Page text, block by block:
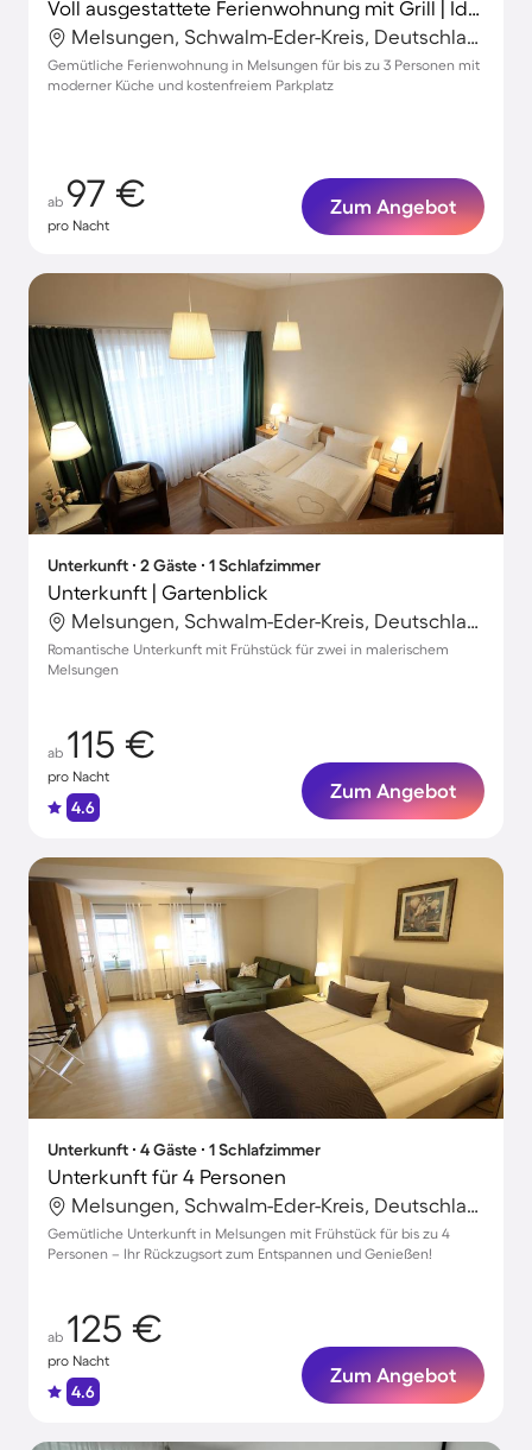
Voll ausgestattete Ferienwohnung mit Grill | Ideal für Homeoffice | Haustierfreundlich
Melsungen, Schwalm-Eder-Kreis, Deutschland
Gemütliche Ferienwohnung in Melsungen für bis zu 3 Personen mit
moderner Küche und kostenfreiem Parkplatz
ab 97 €
pro Nacht
Zum Angebot
Unterkunft ∙ 2 Gäste ∙ 1 Schlafzimmer
Unterkunft | Gartenblick
Melsungen, Schwalm-Eder-Kreis, Deutschland
Romantische Unterkunft mit Frühstück für zwei in malerischem
Melsungen
ab 115 €
pro Nacht
4.6
Zum Angebot
Unterkunft ∙ 4 Gäste ∙ 1 Schlafzimmer
Unterkunft für 4 Personen
Melsungen, Schwalm-Eder-Kreis, Deutschland
Gemütliche Unterkunft in Melsungen mit Frühstück für bis zu 4
Personen – Ihr Rückzugsort zum Entspannen und Genießen!
ab 125 €
pro Nacht
4.6
Zum Angebot